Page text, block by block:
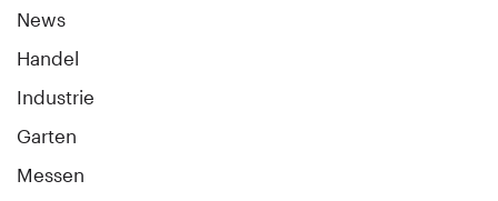
News
Handel
Industrie
Garten
Messen